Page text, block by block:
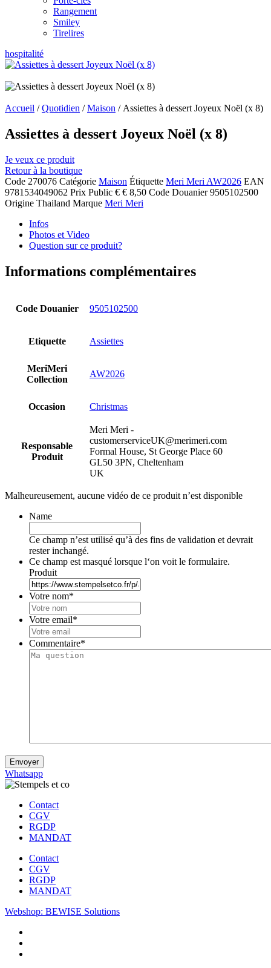
Rangement
Smiley
Tirelires
hospitalité
Accueil /Quotidien /Maison / Assiettes à dessert Joyeux Noël (x 8)
Assiettes à dessert Joyeux Noël (x 8)
Je veux ce produit
Retour à la boutique
Code 270076 Catégorie Maison Étiquette Meri Meri AW2026 EAN
9781534049062 Prix Public € € 8,50 Code Douanier 9505102500
Origine Thailand Marque Meri Meri
Infos
Photos et Video
Question sur ce produit?
Informations complémentaires
Code Douanier 9505102500
Etiquette Assiettes
MeriMeri
Collection
AW2026
Occasion Christmas
Responsable
Produit
Meri Meri -
customerserviceUK@merimeri.com
Formal House, St George Place 60
GL50 3PN, Cheltenham
UK
Malheureusement, aucune vidéo de ce produit n’est disponible
Name
Ce champ n’est utilisé qu’à des fins de validation et devrait
rester inchangé.
Ce champ est masqué lorsque l‘on voit le formulaire.
Produit
Votre nom*
Votre email*
Commentaire*
Envoyer
Whatsapp
Contact
CGV
RGDP
MANDAT
Contact
CGV
RGDP
MANDAT
Webshop: BEWISE Solutions